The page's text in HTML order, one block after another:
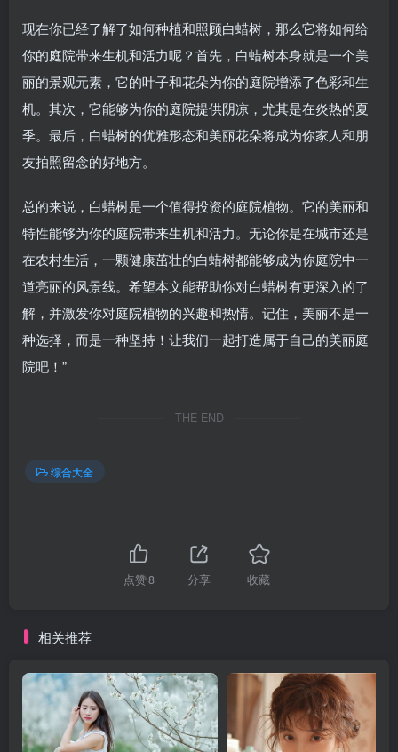
现在你已经了解了如何种植和照顾白蜡树，那么它将如何给
你的庭院带来生机和活力呢？首先，白蜡树本身就是一个美
丽的景观元素，它的叶子和花朵为你的庭院增添了色彩和生
机。其次，它能够为你的庭院提供阴凉，尤其是在炎热的夏
季。最后，白蜡树的优雅形态和美丽花朵将成为你家人和朋
友拍照留念的好地方。
总的来说，白蜡树是一个值得投资的庭院植物。它的美丽和
特性能够为你的庭院带来生机和活力。无论你是在城市还是
在农村生活，一颗健康茁壮的白蜡树都能够成为你庭院中一
道亮丽的风景线。希望本文能帮助你对白蜡树有更深入的了
解，并激发你对庭院植物的兴趣和热情。记住，美丽不是一
种选择，而是一种坚持！让我们一起打造属于自己的美丽庭
院吧！”
THE END
综合大全
点赞8 分享 收藏
相关推荐